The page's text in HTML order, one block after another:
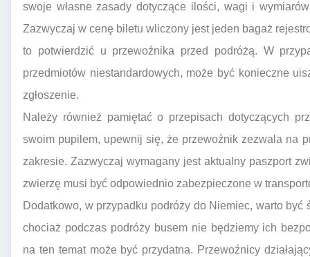
swoje własne zasady dotyczące ilości, wagi i
Zazwyczaj w cenę biletu wliczony jest jeden bagaż
to potwierdzić u przewoźnika przed podróżą. W
przedmiotów niestandardowych, może być konieczne
zgłoszenie.
Należy również pamiętać o przepisach dotyczących
swoim pupilem, upewnij się, że przewoźnik zezwala na
zakresie. Zazwyczaj wymagany jest aktualny paszport
zwierzę musi być odpowiednio zabezpieczone w
Dodatkowo, w przypadku podróży do Niemiec, warto
chociaż podczas podróży busem nie będziemy ich
na ten temat może być przydatna. Przewoźnicy